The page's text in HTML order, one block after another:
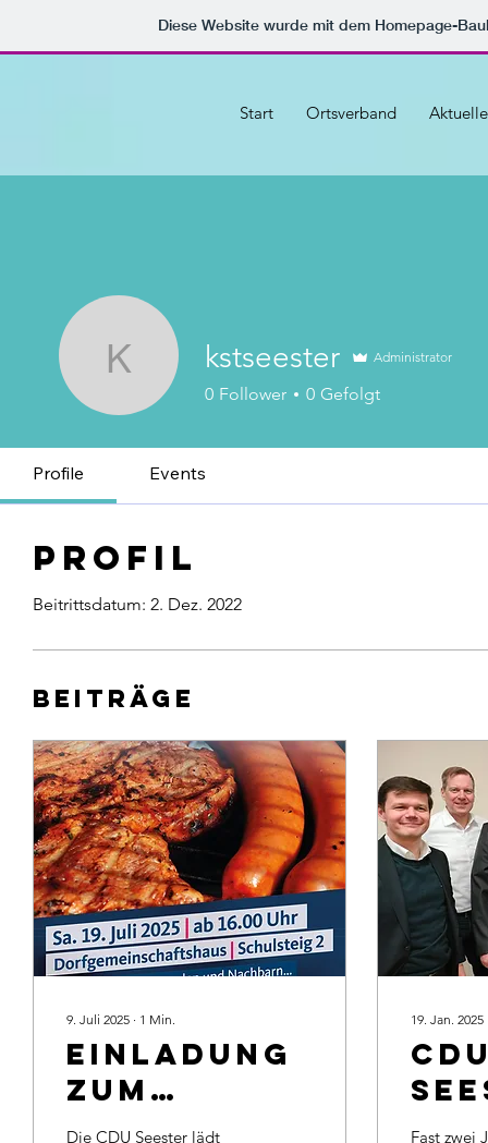
Diese Website wurde mit dem Homepage-
Start Ortsverband
kstseester
kstseester Administrator
0 Follower 0 Gefolgt
Profile Events
Profil
Beitrittsdatum: 2. Dez. 2022
Beiträge
9. Juli 2025 ∙ 1 Min.
Einladung
zum
sommerfest
Die CDU Seester lädt
19. Jan. 2025
Fast zwei